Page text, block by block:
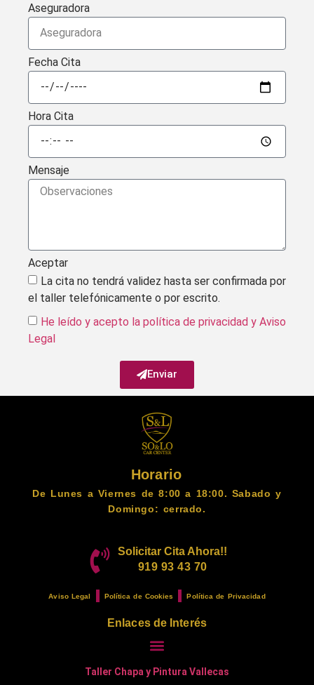
Aseguradora
Fecha Cita
Hora Cita
Mensaje
Aceptar
La cita no tendrá validez hasta ser confirmada por
el taller telefónicamente o por escrito.
He leído y acepto la política de privacidad y Aviso
Legal
Enviar
Horario
De Lunes a Viernes de 8:00 a 18:00. Sabado y
Domingo: cerrado.
Solicitar Cita Ahora!!
919 93 43 70
Aviso Legal Política de Cookies Política de Privacidad
Enlaces de Interés
Taller Chapa y Pintura Vallecas